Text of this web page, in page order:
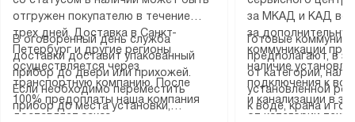
отгружен покупателю в течение
трех дней. Доставка в Санкт-
Петербург и другие регионы
осуществляется через
транспортную компанию. После
100% предоплаты наша компания
доставляет заказ
В оговоренный день служба
доставки доставит упакованный
прибор до двери или прихожей.
Если необходимо переместить
прибор до места установки,
за МКАД и КАД
за
коммуникации
наличие
подключения к
и канализации в
от категории
Готовые
предполагают, в
от категории,
установленной
к воде, крана и